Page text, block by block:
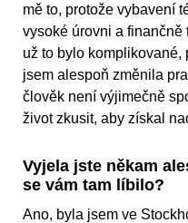
mě to, protože vybavení
vysoké úrovni a finančně
už to bylo komplikované,
jsem alespoň změnila
člověk není výjimečně
život zkusit, aby získal
Vyjela jste někam
se vám tam líbilo?
Ano, byla jsem ve